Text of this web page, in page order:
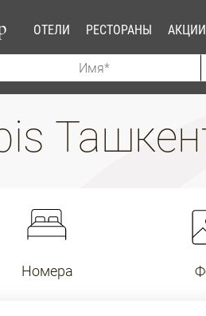
ОТЕЛИ РЕСТОРАНЫ АКЦИИ
Номера